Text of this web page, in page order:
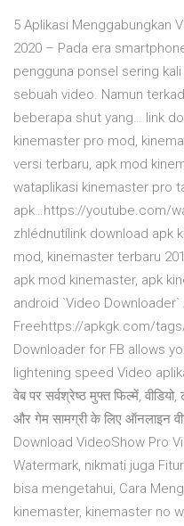
5 Aplikasi Menggabungkan
2020 – Pada era
pengguna ponsel sering
sebuah video. Namun
beberapa shut yang… link
kinemaster pro mod,
versi terbaru, apk mod
wataplikasi kinemaster pro
apk…https://youtube.com/
zhlédnutílink download apk
mod, kinemaster terbaru
apk mod kinemaster, apk
android `Video Downloader`
Freehttps://apkgk.com/
Downloader for FB allows
lightening speed Video
वेब पर सर्वश्रेष्ठ मुफ्त फिल्में,
और गेम सामग्री के लिए ऑनलाइन
Download VideoShow Pro
Watermark, nikmati juga
bisa mengetahui, Cara
kinemaster, kinemaster no